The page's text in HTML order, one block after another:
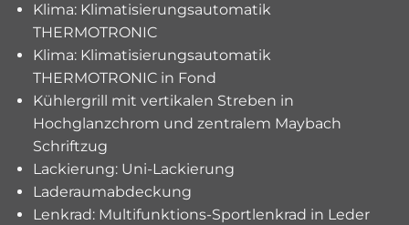
Klima: Klimatisierungsautomatik
THERMOTRONIC
Klima: Klimatisierungsautomatik
THERMOTRONIC in Fond
Kühlergrill mit vertikalen Streben in
Hochglanzchrom und zentralem Maybach
Schriftzug
Lackierung: Uni-Lackierung
Laderaumabdeckung
Lenkrad: Multifunktions-Sportlenkrad in Leder